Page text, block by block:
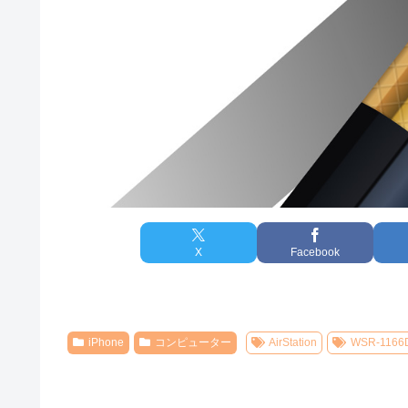
X Facebook
iPhone コンピューター AirStation WSR-